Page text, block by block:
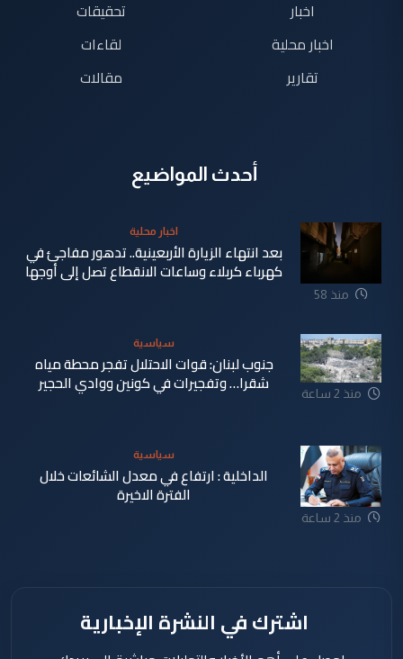
اخبار
اخبار محلية
تقارير
تحقيقات
لقاءات
مقالات
أحدث المواضيع
منذ 58
اخبار محلية
بعد انتهاء الزيارة الأربعينية.. تدهور مفاجئ في
كهرباء كربلاء وساعات الانقطاع تصل إلى أوجها
منذ 2 ساعة
سياسية
جنوب لبنان: قوات الاحتلال تفجر محطة مياه
شقرا… وتفجيرات في كونين ووادي الحجير
منذ 2 ساعة
سياسية
الداخلية : ارتفاع في معدل الشائعات خلال
الفترة الاخيرة
اشترك في النشرة الإخبارية